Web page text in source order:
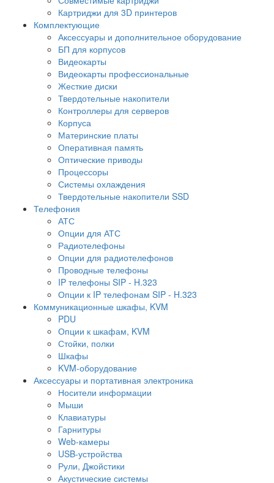
Картриджи для 3D принтеров
Комплектующие
Аксессуары и дополнительное оборудование
БП для корпусов
Видеокарты
Видеокарты профессиональные
Жесткие диски
Твердотельные накопители
Контроллеры для серверов
Корпуса
Материнские платы
Оперативная память
Оптические приводы
Процессоры
Системы охлаждения
Твердотельные накопители SSD
Телефония
АТС
Опции для АТС
Радиотелефоны
Опции для радиотелефонов
Проводные телефоны
IP телефоны SIP - H.323
Опции к IP телефонам SIP - H.323
Коммуникационные шкафы, KVM
PDU
Опции к шкафам, KVM
Стойки, полки
Шкафы
KVM-оборудование
Аксессуары и портативная электроника
Носители информации
Мыши
Клавиатуры
Гарнитуры
Web-камеры
USB-устройства
Рули, Джойстики
Акустические системы